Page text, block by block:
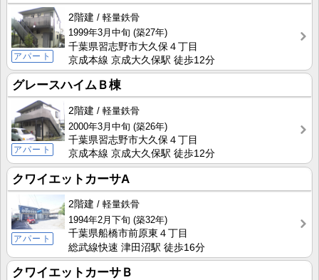
アパート
2階建
軽量鉄骨
1999年3月中旬 (築27年)
千葉県習志野市大久保４丁目
京成本線 京成大久保駅 徒歩12分
グレースハイムＢ棟
アパート
2階建
軽量鉄骨
2000年3月中旬 (築26年)
千葉県習志野市大久保４丁目
京成本線 京成大久保駅 徒歩12分
クワイエットカーサA
アパート
2階建
軽量鉄骨
1994年2月下旬 (築32年)
千葉県船橋市前原東４丁目
総武線快速 津田沼駅 徒歩16分
クワイエットカーサＢ